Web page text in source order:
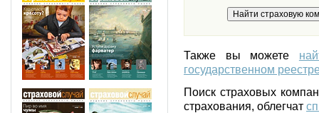
Также вы можете
государственном
Поиск страховых
страхования, облегчат